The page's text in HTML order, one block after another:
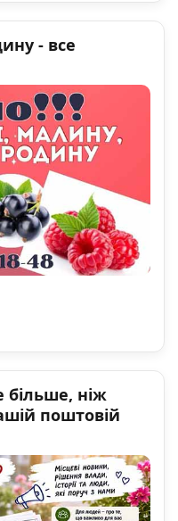
- все
більше, ніж
поштовій